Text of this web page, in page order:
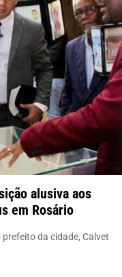
alusiva aos
em Rosário
da cidade, Calvet